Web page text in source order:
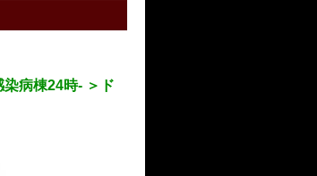
染病棟24時- ＞ド